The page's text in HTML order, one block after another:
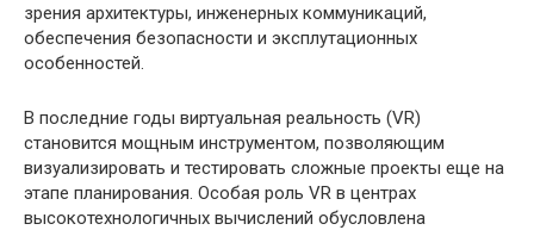
зрения архитектуры, инженерных коммуникаций,
обеспечения безопасности и эксплутационных
особенностей.
В последние годы виртуальная реальность (VR)
становится мощным инструментом, позволяющим
визуализировать и тестировать сложные проекты еще на
этапе планирования. Особая роль VR в центрах
высокотехнологичных вычислений обусловлена